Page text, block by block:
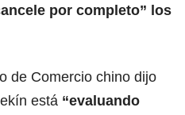
por completo” los
de Comercio chino dijo
está “evaluando